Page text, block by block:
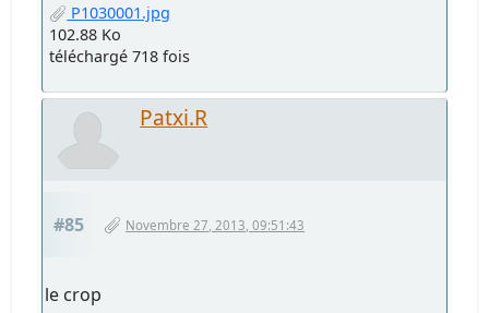
P1030001.jpg
102.88 Ko
téléchargé 718 fois
Patxi.R
#85 Novembre 27, 2013, 09:51:43
le crop